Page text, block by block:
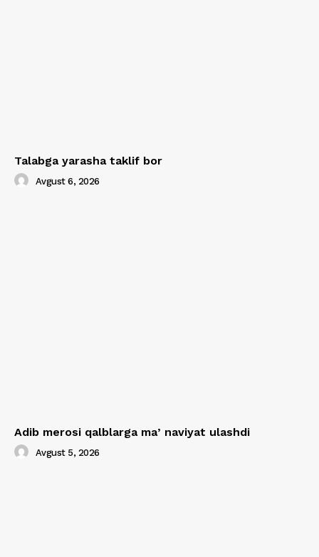
Talabga yarasha taklif bor
Avgust 6, 2026
Adib merosi qalblarga maʼnaviyat ulashdi
Avgust 5, 2026